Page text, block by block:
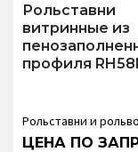
Рольставни
витринные из
профиля
Рольставни и